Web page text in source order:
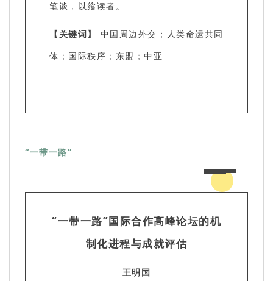
笔谈，以飨读者。
【关键词】 中国周边外交；人类命运共同
体；国际秩序；东盟；中亚
“一带一路”
“一带一路”国际合作高峰论坛的机
制化进程与成就评估
王明国